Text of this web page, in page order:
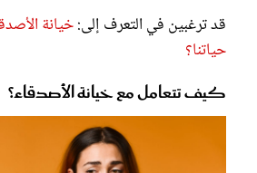
قد ترغبين في التعرف إلى:خيانة
حياتنا؟
كيف تتعامل مع خيانة الأصدقاء؟